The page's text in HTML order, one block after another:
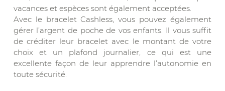
vacances et espèces sont également acceptées.
Avec le bracelet Cashless, vous pouvez également
gérer l’argent de poche de vos enfants. Il vous suffit
de créditer leur bracelet avec le montant de votre
choix et un plafond journalier, ce qui est une
excellente façon de leur apprendre l’autonomie en
toute sécurité.